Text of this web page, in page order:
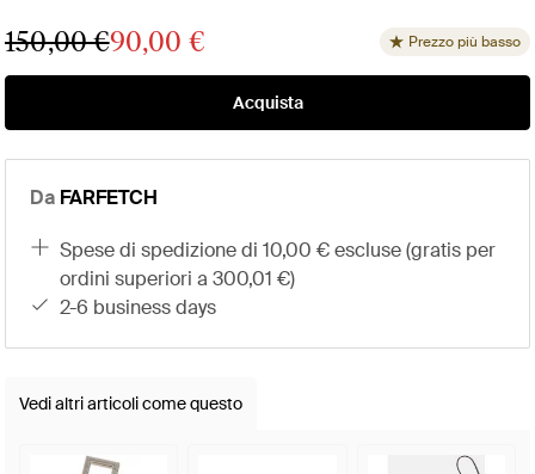
150,00 €90,00 € Prezzo più basso
Acquista
Da FARFETCH
spese di spedizione di 10,00 € escluse (gratis per
ordini superiori a 300,01 €)
2-6 business days
Vedi altri articoli come questo